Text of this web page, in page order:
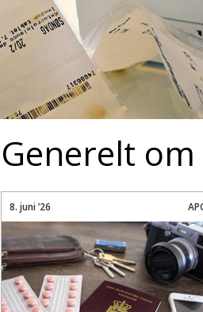
Generelt
8. juni ’26